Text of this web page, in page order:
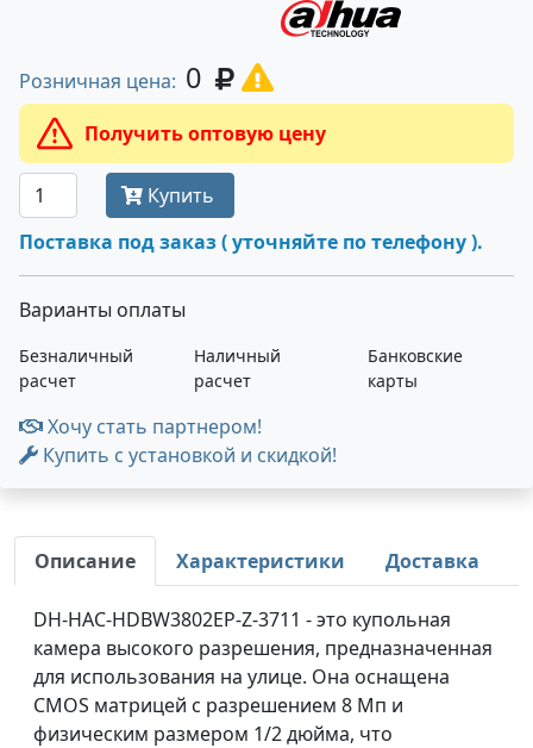
Розничная цена: 0
Получить оптовую цену
Купить
Поставка под заказ ( уточняйте по телефону ).
Варианты оплаты
Безналичный
расчет
Наличный
расчет
Банковские
карты
Хочу стать партнером!
Купить с установкой и скидкой!
Описание Характеристики Доставка
DH-HAC-HDBW3802EP-Z-3711 - это купольная
камера высокого разрешения, предназначенная
для использования на улице. Она оснащена
CMOS матрицей с разрешением 8 Мп и
физическим размером 1/2 дюйма, что